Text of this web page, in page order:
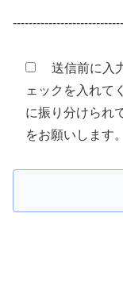
送信前に入
ェックを入れて
に振り分けられ
をお願いします。